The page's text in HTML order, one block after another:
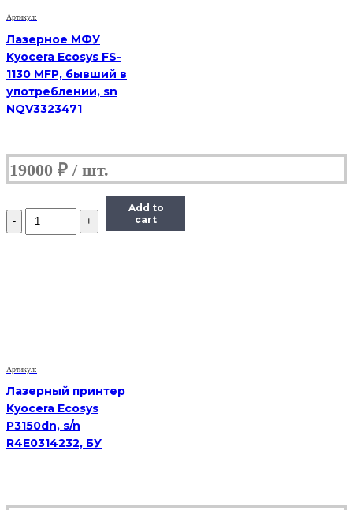
Артикул:
Лазерное МФУ
Kyocera Ecosys FS-
1130 MFP, бывший в
употреблении, sn
NQV3323471
19000 ₽
Количество
МФУ
Add to
cart
Артикул:
Лазерный принтер
Kyocera Ecosys
P3150dn, s/n
R4E0314232, БУ